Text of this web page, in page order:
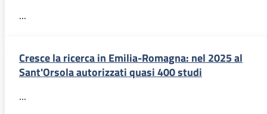
...
Cresce la ricerca in Emilia-Romagna: nel 2025 al
Sant'Orsola autorizzati quasi 400 studi
...